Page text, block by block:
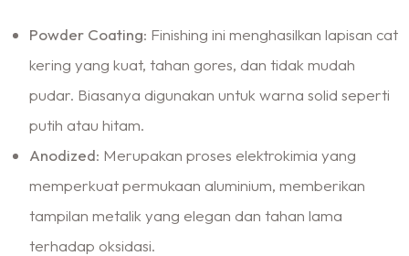
Powder Coating: Finishing ini menghasilkan lapisan cat
kering yang kuat, tahan gores, dan tidak mudah
pudar. Biasanya digunakan untuk warna solid seperti
putih atau hitam.
Anodized: Merupakan proses elektrokimia yang
memperkuat permukaan aluminium, memberikan
tampilan metalik yang elegan dan tahan lama
terhadap oksidasi.